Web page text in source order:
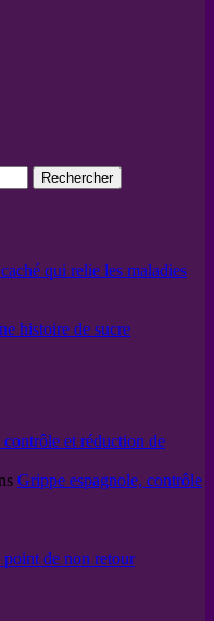
qui relie les maladies
histoire de sucre
et réduction de
Grippe espagnole, contrôle
point de non retour